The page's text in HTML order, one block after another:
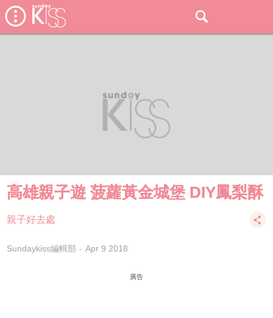
高雄親子遊 菠蘿黃金城堡 DIY鳳梨酥
親子好去處
Sundaykiss編輯部 Apr 9 2018
廣告